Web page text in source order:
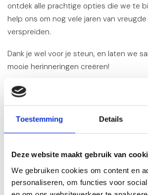
Toestemming Details
Deze website maakt gebruik van
We gebruiken cookies om content en
personaliseren, om functies voor
ontdek alle prachtige opties die we te
help ons om nog vele jaren van
verspreiden.
Dank je wel voor je steun, en laten we
mooie herinneringen creëren!
Met liefde en dankbaarheid, Het Team van
Kraamcadeauonline.nl
03-07-2026
Kraamcadeau last minute
toch goed